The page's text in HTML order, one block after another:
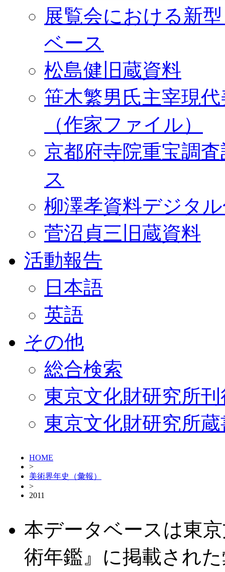
展覧会における新
ベース
松島健旧蔵資料
笹木繁男氏主宰現
（作家ファイル）
京都府寺院重宝調
ス
柳澤孝資料デジタ
菅沼貞三旧蔵資料
活動報告
日本語
英語
その他
総合検索
東京文化財研究所
東京文化財研究所
HOME
>
美術界年史（彙報）
>
2011
本データベースは東
術年鑑』に掲載され